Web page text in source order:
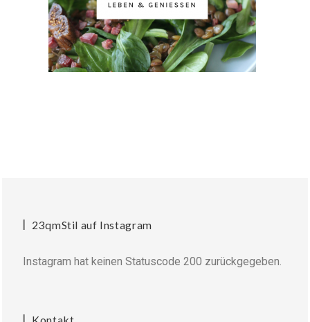
23qmStil auf Instagram
Instagram hat keinen Statuscode 200 zurückgegeben.